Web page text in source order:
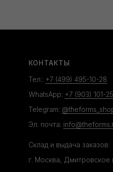
КОНТАКТЫ
Тел.: +7 (499) 495-10-28
WhatsApp: +7 (903) 101-
Telegram:
Эл. почта:
Склад и выдача заказов:
г. Москва, Дмитровское